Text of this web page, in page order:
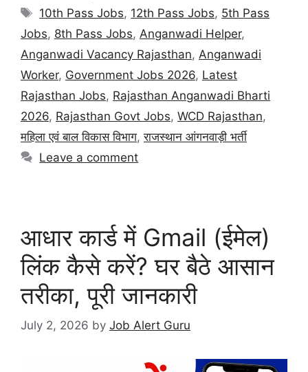
10th Pass Jobs, 12th Pass Jobs, 5th Pass
Jobs, 8th Pass Jobs, Anganwadi Helper,
Anganwadi Vacancy Rajasthan, Anganwadi
Worker, Government Jobs 2026, Latest
Rajasthan Jobs, Rajasthan Anganwadi Bharti
2026, Rajasthan Govt Jobs, WCD Rajasthan,
महिला एवं बाल विकास विभाग,राजस्थान आंगनवाड़ी भर्ती
Leave a comment
आधार कार्ड में Gmail (ईमेल)
लिंक कैसे करें? घर बैठे आसान
तरीका, पूरी जानकारी
July 2, 2026 by Job Alert Guru